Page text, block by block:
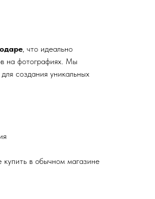
, что идеально
на фотографиях. Мы
создания уникальных
в обычном магазине